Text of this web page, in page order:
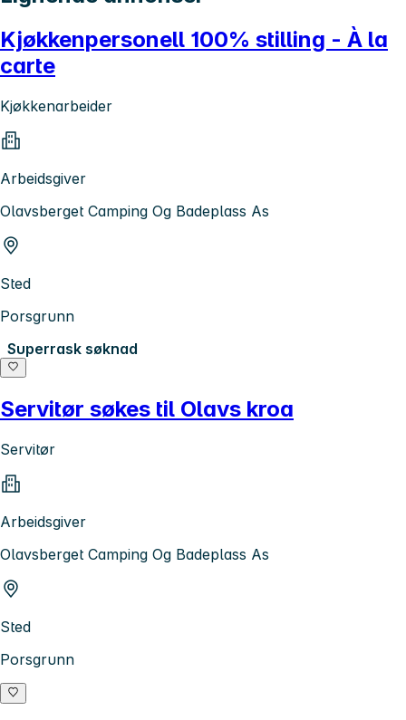
Kjøkkenpersonell 100% stilling - À la
carte
Kjøkkenarbeider
Arbeidsgiver
Olavsberget Camping Og Badeplass As
Sted
Porsgrunn
Superrask søknad
Servitør søkes til Olavs kroa
Servitør
Arbeidsgiver
Olavsberget Camping Og Badeplass As
Sted
Porsgrunn